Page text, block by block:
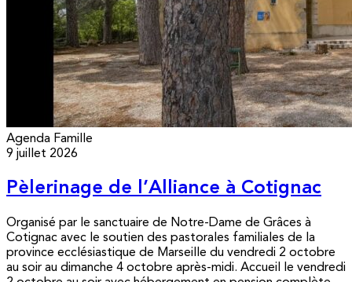
Agenda Famille
9 juillet 2026
Pèlerinage de l’Alliance à Cotignac
Organisé par le sanctuaire de Notre-Dame de Grâces à
Cotignac avec le soutien des pastorales familiales de la
province ecclésiastique de Marseille du vendredi 2 octobre
au soir au dimanche 4 octobre après-midi. Accueil le vendredi